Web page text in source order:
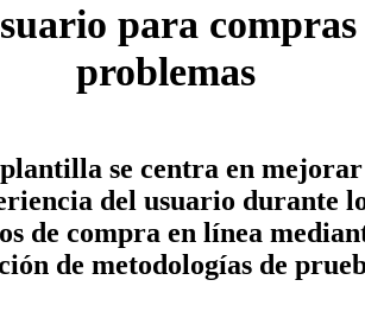
para compras
problemas
se centra en
del usuario durante
de compra en línea
de metodologías de